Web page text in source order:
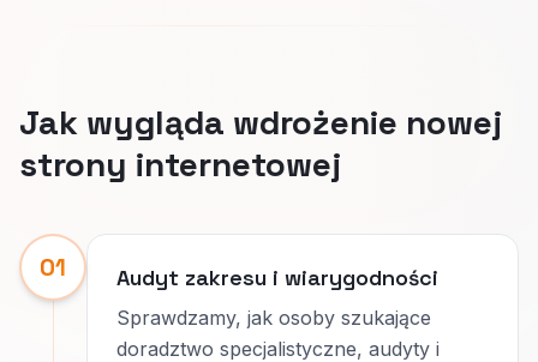
Jak wygląda wdrożenie nowej
strony internetowej
01 Audyt zakresu i wiarygodności
Sprawdzamy, jak osoby szukające
doradztwo specjalistyczne, audyty i